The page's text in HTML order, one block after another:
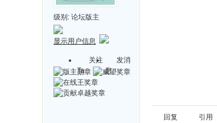
级别: 论坛版主
显示用户信息
关注
Ta
发消
息
回复 引用